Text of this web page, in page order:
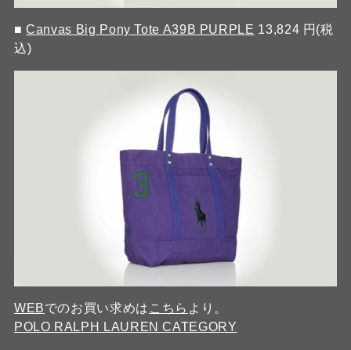
■Canvas Big Pony Tote A39B PURPLE 13,824 円(税
込)
WEBでのお買い求めは こちら より。
POLO RALPH LAUREN CATEGORY